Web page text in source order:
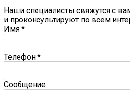
Наши специалисты свяжутся с
и проконсультируют по всем
Имя *
Телефон *
Сообщение